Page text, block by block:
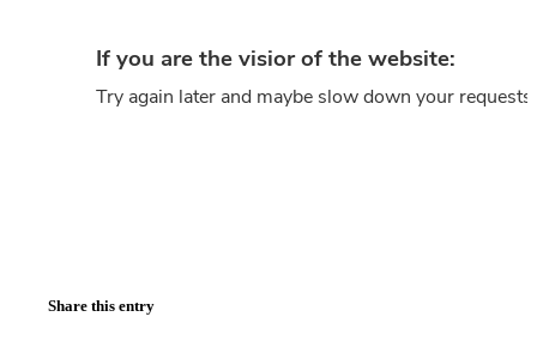
Share this entry